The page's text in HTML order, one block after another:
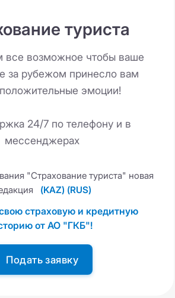
туриста
все возможное чтобы ваше
за рубежом принесло вам
эмоции!
24/7 по телефону и в
мессенджерах
"Страхование туриста" новая
(KAZ) (RUS)
страховую и кредитную
от АО "ГКБ"!
Подать заявку